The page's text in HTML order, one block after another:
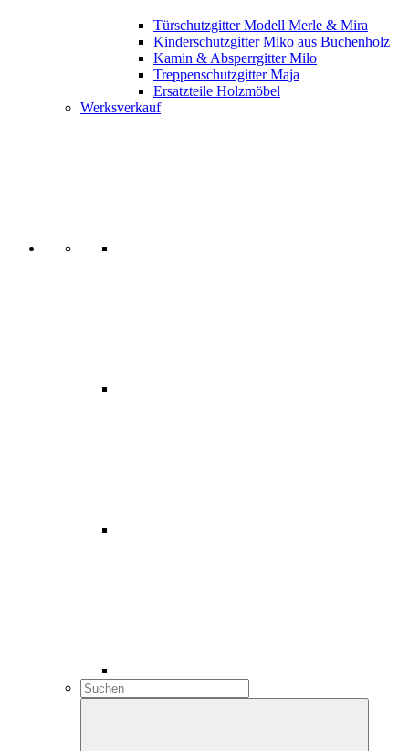
Türschutzgitter Modell Merle & Mira
Kinderschutzgitter Miko aus Buchenholz
Kamin & Absperrgitter Milo
Treppenschutzgitter Maja
Ersatzteile Holzmöbel
Werksverkauf